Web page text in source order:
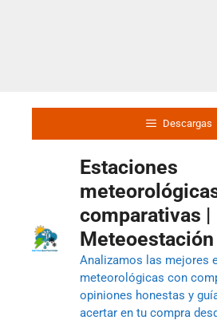
Descargas
Estaciones
comparativas |
Meteoestación
Analizamos las mejores
meteorológicas con
opiniones honestas y
acertar en tu compra